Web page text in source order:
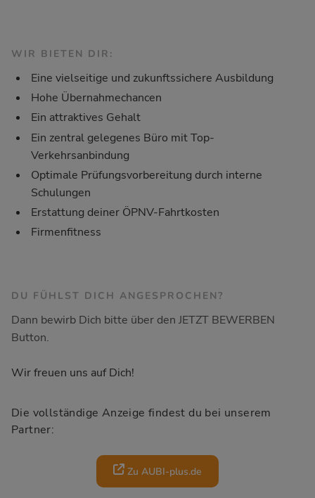
WIR BIETEN DIR:
Eine vielseitige und zukunftssichere Ausbildung
Hohe Übernahmechancen
Ein attraktives Gehalt
Ein zentral gelegenes Büro mit Top-
Verkehrsanbindung
Optimale Prüfungsvorbereitung durch interne
Schulungen
Erstattung deiner ÖPNV-Fahrtkosten
Firmenfitness
DU FÜHLST DICH ANGESPROCHEN?
Dann bewirb Dich bitte über den JETZT BEWERBEN
Button.
Wir freuen uns auf Dich!
Die vollständige Anzeige findest du bei unserem
Partner:
Zu AUBI-plus.de